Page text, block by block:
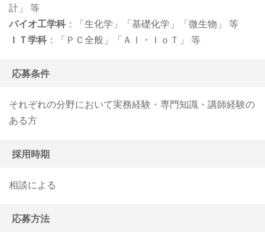
計」 等
バイオ工学科：「生化学」「基礎化学」「微生物」 等
ＩＴ学科：「ＰＣ全般」「ＡＩ・ＩｏＴ」 等
応募条件
それぞれの分野において実務経験・専門知識・講師経験の
ある方
採用時期
相談による
応募方法